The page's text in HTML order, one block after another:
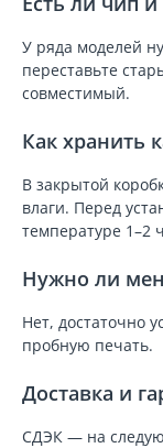
У ряда моделей
переставьте
совместимый.
Как хранить
В закрытой
влаги. Перед
температуре 1–2
Нужно ли
Нет, достаточно
пробную печать.
Доставка и
СДЭК — на